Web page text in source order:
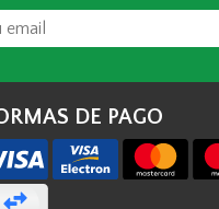
DE PAGO